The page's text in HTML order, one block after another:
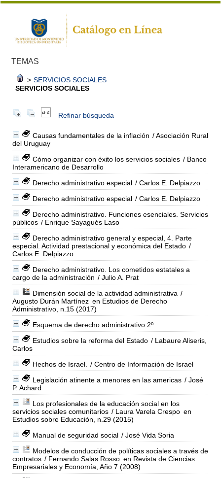
TEMAS
> SERVICIOS SOCIALES
SERVICIOS SOCIALES
Refinar búsqueda
Causas fundamentales de la inflación / Asociación Rural
del Uruguay
Cómo organizar con éxito los servicios sociales / Banco
Interamericano de Desarrollo
Derecho administrativo especial / Carlos E. Delpiazzo
Derecho administrativo especial / Carlos E. Delpiazzo
Derecho administrativo. Funciones esenciales. Servicios
públicos / Enrique Sayagués Laso
Derecho administrativo general y especial, 4. Parte
especial. Actividad prestacional y económica del Estado /
Carlos E. Delpiazzo
Derecho administrativo. Los cometidos estatales a
cargo de la administración / Julio A. Prat
Dimensión social de la actividad administrativa /
Augusto Durán Martínez en Estudios de Derecho
Administrativo, n.15 (2017)
Esquema de derecho administrativo 2º
Estudios sobre la reforma del Estado / Labaure Aliseris,
Carlos
Hechos de Israel.
/ Centro de Información de Israel
Legislación atinente a menores en las americas / José
P. Achard
Los profesionales de la educación social en los
servicios sociales comunitarios / Laura Varela Crespo en
Estudios sobre Educación, n.29 (2015)
Manual de seguridad social / José Vida Soria
Modelos de conducción de políticas sociales a través de
contratos / Fernando Salas Rosso en Revista de Ciencias
Empresariales y Economía, Año 7 (2008)